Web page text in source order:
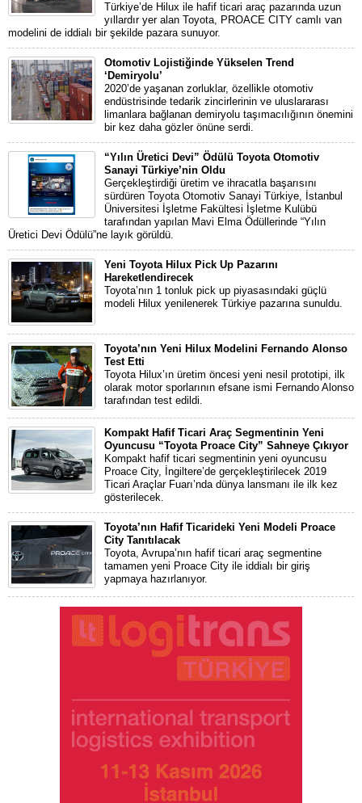
Türkiye’de Hilux ile hafif ticari araç pazarında uzun
yıllardır yer alan Toyota, PROACE CITY camlı van
modelini de iddialı bir şekilde pazara sunuyor.
Otomotiv Lojistiğinde Yükselen Trend
‘Demiryolu’
2020’de yaşanan zorluklar, özellikle otomotiv
endüstrisinde tedarik zincirlerinin ve uluslararası
limanlara bağlanan demiryolu taşımacılığının önemini
bir kez daha gözler önüne serdi.
“Yılın Üretici Devi” Ödülü Toyota Otomotiv
Sanayi Türkiye’nin Oldu
Gerçekleştirdiği üretim ve ihracatla başarısını
sürdüren Toyota Otomotiv Sanayi Türkiye, İstanbul
Üniversitesi İşletme Fakültesi İşletme Kulübü
tarafından yapılan Mavi Elma Ödüllerinde “Yılın
Üretici Devi Ödülü”ne layık görüldü.
Yeni Toyota Hilux Pick Up Pazarını
Hareketlendirecek
Toyota’nın 1 tonluk pick up piyasasındaki güçlü
modeli Hilux yenilenerek Türkiye pazarına sunuldu.
Toyota’nın Yeni Hilux Modelini Fernando Alonso
Test Etti
Toyota Hilux’ın üretim öncesi yeni nesil prototipi, ilk
olarak motor sporlarının efsane ismi Fernando Alonso
tarafından test edildi.
Kompakt Hafif Ticari Araç Segmentinin Yeni
Oyuncusu “Toyota Proace City” Sahneye Çıkıyor
Kompakt hafif ticari segmentinin yeni oyuncusu
Proace City, İngiltere’de gerçekleştirilecek 2019
Ticari Araçlar Fuarı’nda dünya lansmanı ile ilk kez
gösterilecek.
Toyota’nın Hafif Ticarideki Yeni Modeli Proace
City Tanıtılacak
Toyota, Avrupa’nın hafif ticari araç segmentine
tamamen yeni Proace City ile iddialı bir giriş
yapmaya hazırlanıyor.